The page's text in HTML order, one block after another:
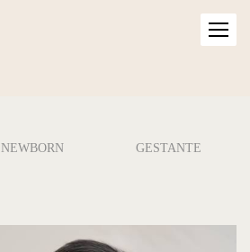
NEWBORN GESTANTE